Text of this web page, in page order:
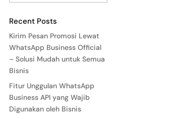
Recent Posts
Kirim Pesan Promosi Lewat
WhatsApp Business Official
– Solusi Mudah untuk Semua
Bisnis
Fitur Unggulan WhatsApp
Business API yang Wajib
Digunakan oleh Bisnis